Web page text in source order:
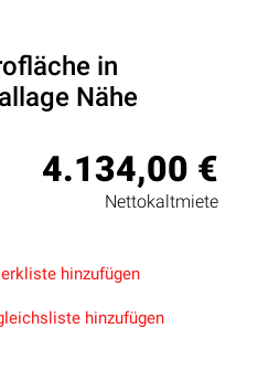
in
Nähe
4.134,00 €
Nettokaltmiete
hinzufügen
hinzufügen